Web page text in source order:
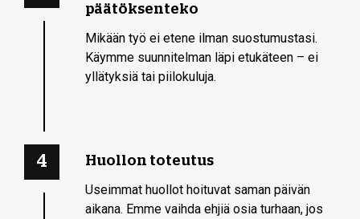
päätöksenteko
Mikään työ ei etene ilman suostumustasi.
Käymme suunnitelman läpi etukäteen – ei
yllätyksiä tai piilokuluja.
4 Huollon toteutus
Useimmat huollot hoituvat saman päivän
aikana. Emme vaihda ehjiä osia turhaan, jos